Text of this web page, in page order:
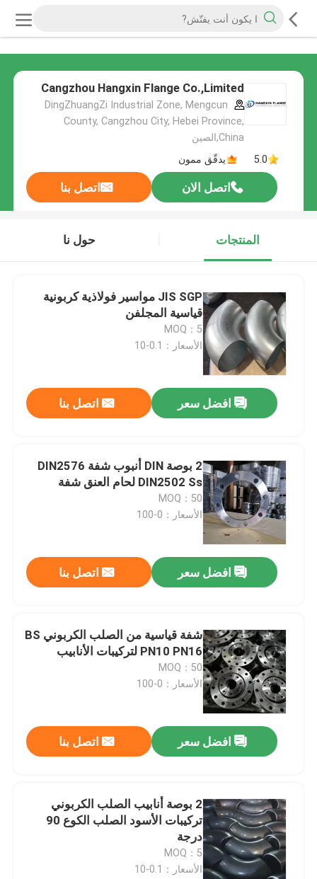
Cangzhou Hangxin Flange Co.,Limited
DingZhuangZi Industrial Zone, Mengcun
County, Cangzhou City, Hebei Province,
China,الصين
5.0
يدقّق ممون
اتصل الان اتصل بنا
المنتجات حول نا
JIS SGP مواسير فولاذية كربونية
قياسية المجلفن
MOQ：5
الأسعار：0.1-10
افضل سعر اتصل بنا
2 بوصة DIN أنبوب شفة DIN2576
DIN2502 Ss لحام العنق شفة
MOQ：50
الأسعار：0-100
افضل سعر اتصل بنا
شفة قياسية من الصلب الكربوني BS
PN10 PN16 لتركيبات الأنابيب
MOQ：50
الأسعار：0-100
افضل سعر اتصل بنا
2 بوصة أنابيب الصلب الكربوني
تركيبات الأسود الصلب الكوع 90
درجة
MOQ：5
الأسعار：0.1-10